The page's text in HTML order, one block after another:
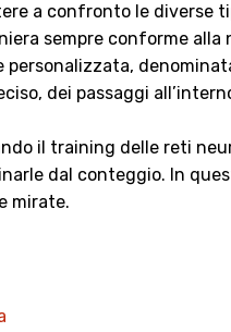
a confronto le diverse
sempre conforme
dei passaggi
il training delle reti
dal conteggio. In
mirate.